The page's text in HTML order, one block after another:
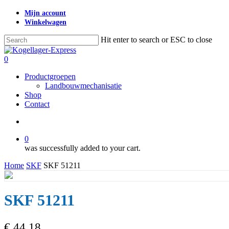
Skip
content
Mijn account
Winkelwagen
Hit enter to search or ESC to close
Close
Search
search
0
Productgroepen
Landbouwmechanisatie
Shop
Contact
0
was successfully added to your cart.
Home SKF SKF 51211
SKF 51211